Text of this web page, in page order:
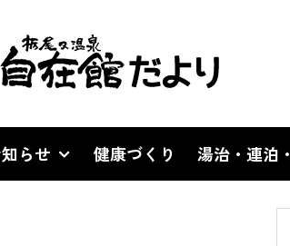
らせ 健康づくり 湯治・連泊・